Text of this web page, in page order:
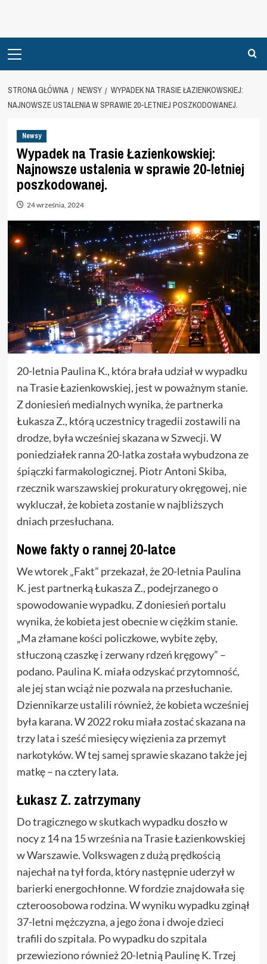
Menu
STRONA GŁÓWNA NEWSY
WYPADEK NA TRASIE ŁAZIENKOWSKIEJ:
NAJNOWSZE USTALENIA W SPRAWIE 20-LETNIEJ POSZKODOWANEJ.
Newsy
Wypadek na Trasie Łazienkowskiej:
Najnowsze ustalenia w sprawie 20-letniej
poszkodowanej.
24 września, 2024
20-letnia Paulina K., która brała udział w wypadku
na Trasie Łazienkowskiej, jest w poważnym stanie.
Z doniesień medialnych wynika, że partnerka
Łukasza Z., którą uczestnicy tragedii zostawili na
drodze, była wcześniej skazana w Szwecji. W
poniedziałek ranna 20-latka została wybudzona ze
śpiączki farmakologicznej. Piotr Antoni Skiba,
rzecznik warszawskiej prokuratury okręgowej, nie
wykluczał, że kobieta zostanie w najbliższych
dniach przesłuchana.
Nowe fakty o rannej 20-latce
We wtorek „Fakt” przekazał, że 20-letnia Paulina
K. jest partnerką Łukasza Z., podejrzanego o
spowodowanie wypadku. Z doniesień portalu
wynika, że kobieta jest obecnie w ciężkim stanie.
„Ma złamane kości policzkowe, wybite zęby,
stłuczoną czaszkę i zerwany rdzeń kręgowy” –
podano. Paulina K. miała odzyskać przytomność,
ale jej stan wciąż nie pozwala na przesłuchanie.
Dziennikarze ustalili również, że kobieta wcześniej
była karana. W 2022 roku miała zostać skazana na
trzy lata i sześć miesięcy więzienia za przemyt
narkotyków. W tej samej sprawie skazano także jej
matkę – na cztery lata.
Łukasz Z. zatrzymany
Do tragicznego w skutkach wypadku doszło w
nocy z 14 na 15 września na Trasie Łazienkowskiej
w Warszawie. Volkswagen z dużą prędkością
najechał na tył forda, który następnie uderzył w
barierki energochłonne. W fordzie znajdowała się
czteroosobowa rodzina. W wyniku wypadku zginął
37-letni mężczyzna, a jego żona i dwoje dzieci
trafili do szpitala. Po wypadku do szpitala
przewieziono również 20-letnią Paulinę K. Trzej